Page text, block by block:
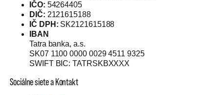
IČO: 54264405
DIČ: 2121615188
IČ DPH: SK2121615188
IBAN
Tatra banka, a.s.
SK07 1100 0000 0029 4511 9325
SWIFT BIC: TATRSKBXXXX
Sociálne siete a Kontakt